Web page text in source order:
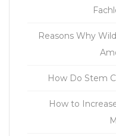
Reasons Why
How Do Stem
How to